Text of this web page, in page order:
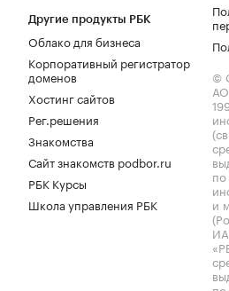
Другие продукты РБК
Облако для бизнеса
Корпоративный регистратор
доменов
Хостинг сайтов
Рег.решения
Знакомства
Сайт знакомств podbor.ru
РБК Курсы
Школа управления РБК
©
по
и